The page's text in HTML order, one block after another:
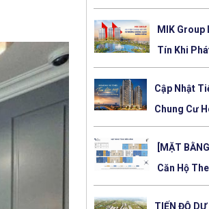
Nên Đầu
Này?
MIK Group
Tín Khi
Harbor
Cập Nhật
Chung Cư
150 Tô
Phòng Mới
[MẶT
Căn Hộ
Skyline Vũ
TIẾN ĐỘ DỰ